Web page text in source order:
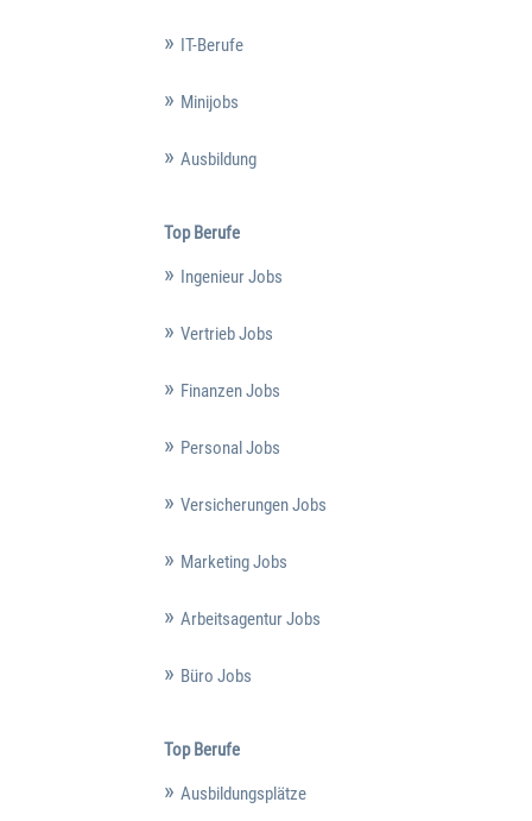
IT-Berufe
Minijobs
Ausbildung
Top Berufe
Ingenieur Jobs
Vertrieb Jobs
Finanzen Jobs
Personal Jobs
Versicherungen Jobs
Marketing Jobs
Arbeitsagentur Jobs
Büro Jobs
Top Berufe
Ausbildungsplätze